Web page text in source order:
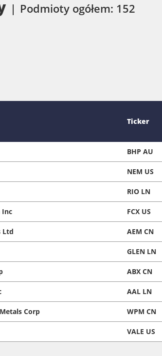
Podmioty ogółem: 152
Ticker
BHP AU
NEM US
RIO LN
Inc FCX US
Ltd AEM CN
GLEN LN
ABX CN
AAL LN
Corp WPM CN
VALE US